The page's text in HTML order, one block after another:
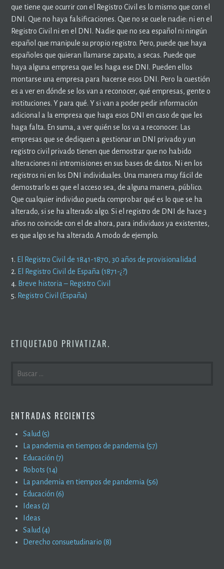
que tiene que ocurrir con el Registro Civil es lo mismo que con el
DNI. Que no haya falsificaciones. Que no se cuele nadie: ni en el
Registro Civil ni en el DNI. Nadie que no sea español ni ningún
español que manipule su propio registro. Pero, puede que haya
españoles que quieran llamarse zapato, a secas. Puede que
haya alguna empresa que les haga ese DNI. Pueden ellos
montarse una empresa para hacerse esos DNI. Pero la cuestión
es a ver en dónde se los van a reconocer, qué empresas, gente o
instituciones. Y para qué. Y si van a poder pedir información
adicional a la empresa que haga esos DNI en caso de que les
haga falta. En suma, a ver quién se los va a reconocer. Las
empresas que se dediquen a gestionar un DNI privado y un
registro civil privado tienen que demostrar que no habido
alteraciones ni intromisiones en sus bases de datos. Ni en los
registros ni en los DNI individuales. Una manera muy fácil de
demostrarlo es que el acceso sea, de alguna manera, público.
Que cualquier individuo pueda comprobar qué es lo que se ha
alterado, si se ha alterado algo. Si el registro de DNI de hace 3
años no coincide con el de ahora, para individuos ya existentes,
es que algo se ha alterado. A modo de ejemplo.
1. El Registro Civil de 1841-1870, 30 años de provisionalidad
2. El Registro Civil de España (1871-¿?)
4. Breve historia – Registro Civil
5. Registro Civil (España)
ETIQUETADO PRIVATIZAR.
ENTRADAS RECIENTES
Salud (5)
La pandemia en tiempos de pandemia (57)
Educación (7)
Robots (14)
La pandemia en tiempos de pandemia (56)
Educación (6)
Ideas (2)
Ideas
Salud (4)
Derecho consuetudinario (8)